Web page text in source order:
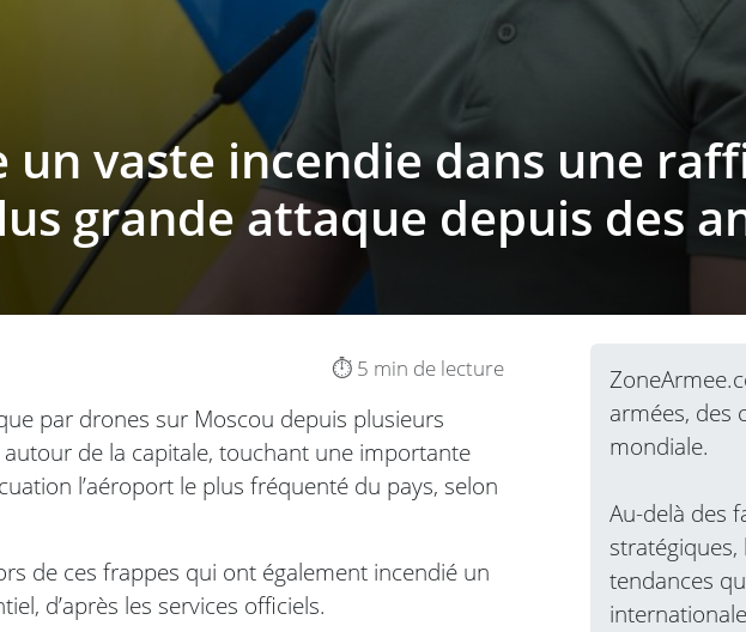
un vaste incendie dans une
grande attaque depuis des
⏱️ 5 min de lecture
par drones sur Moscou depuis plusieurs
de la capitale, touchant une importante
l’aéroport le plus fréquenté du pays, selon
de ces frappes qui ont également incendié un
d’après les services officiels.
armées, des
mondiale.
Au-delà des
tendances